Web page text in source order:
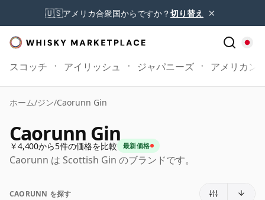
🇺🇸アメリカ合衆国からですか？切り替え ×
スコッチ アイリッシュ ジャパニーズ アメリカン
ホーム/ジン/Caorunn Gin
Caorunn Gin
￥4,400から5件の価格を比較 最新価格
Caorunn は Scottish Gin のブランドです。
CAORUNN を探す